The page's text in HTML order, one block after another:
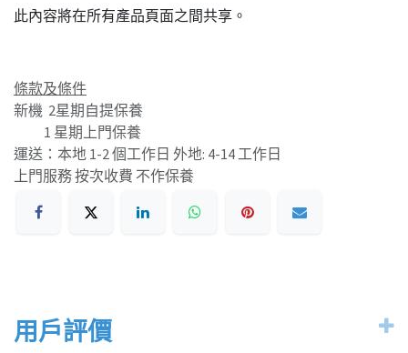
此內容將在所有產品頁面之間共享。
條款及條件
新機 2星期自提保養
1 星期上門保養
運送：本地 1-2 個工作日 外地: 4-14 工作日
上門服務 按次收費 不作保養
用戶評價